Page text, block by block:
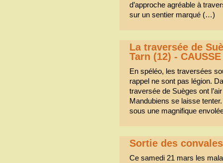
d’approche agréable à
sur un sentier marqué (…)
La traversée de
Tarn (12) -
En spéléo, les traversées
rappel ne sont pas légion.
traversée de Suèges ont
Mandubiens se laisse
sous une magnifique
Sortie des
Ce samedi 21 mars les